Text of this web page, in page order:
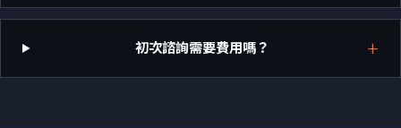
初次諮詢需要費用嗎？